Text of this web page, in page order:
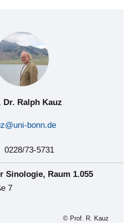
Dr. Ralph Kauz
bonn.de
0228/73-5731
Sinologie, Raum 1.055
7
© Prof. R. Kauz